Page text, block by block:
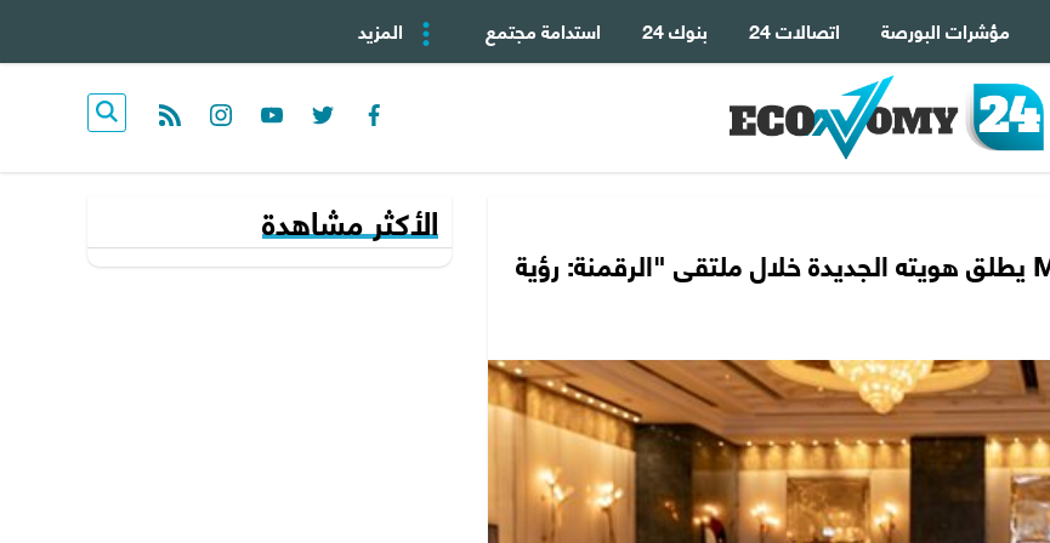
مؤشرات البورصة اتصالات 24 بنوك 24 استدامة مجتمع المزيد
facebook
twitter
youtube
instagram
rss feed
الاتحاد المصري لتمويل المشروعات MSMEF يطلق هويته الجديدة خلال ملتقى "الرقمنة: رؤية
الأكثر مشاهدة